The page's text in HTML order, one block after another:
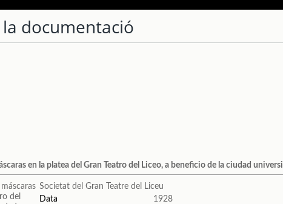
documentació
en la platea del Gran Teatro del Liceo, a beneficio de la ciudad
Societat del Gran Teatre del Liceu
Data
1928